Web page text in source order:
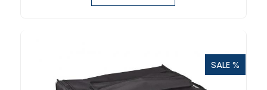
SALE %